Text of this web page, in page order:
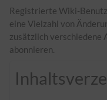
Registrierte Wiki-
eine Vielzahl von
zusätzlich verschiedene
abonnieren.